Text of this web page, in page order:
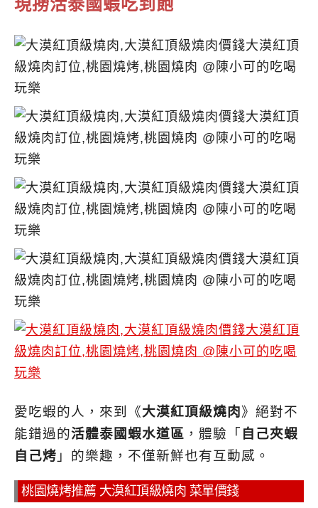
愛吃蝦的人，來到《大漠紅頂級燒肉》絕對不
能錯過的活體泰國蝦水道區 ， 體驗「 自己夾蝦
自己烤 」的樂趣，不僅新鮮也有互動感。
桃園燒烤推薦 大漠紅頂級燒肉 菜單價錢